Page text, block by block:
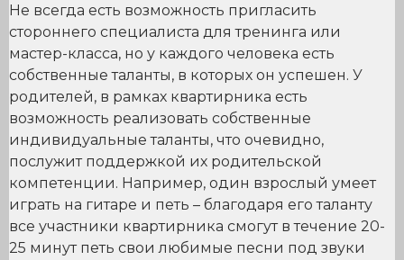
Не всегда есть возможность пригласить
стороннего специалиста для тренинга или
мастер-класса, но у каждого человека есть
собственные таланты, в которых он успешен. У
родителей, в рамках квартирника есть
возможность реализовать собственные
индивидуальные таланты, что очевидно,
послужит поддержкой их родительской
компетенции. Например, один взрослый умеет
играть на гитаре и петь – благодаря его таланту
все участники квартирника смогут в течение 20-
25 минут петь свои любимые песни под звуки